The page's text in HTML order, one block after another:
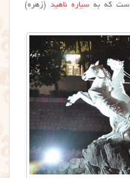
است که بهسیاره ناهید (زهره)